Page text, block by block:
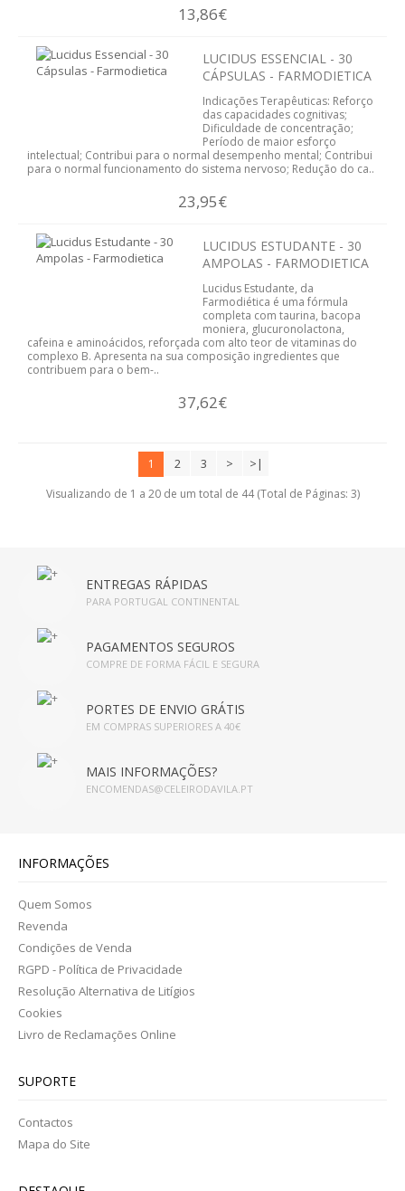
13,86€
LUCIDUS ESSENCIAL - 30
CÁPSULAS - FARMODIETICA
Indicações Terapêuticas: Reforço
das capacidades cognitivas;
Dificuldade de concentração;
Período de maior esforço
intelectual; Contribui para o normal desempenho mental; Contribui
para o normal funcionamento do sistema nervoso; Redução do ca..
23,95€
LUCIDUS ESTUDANTE - 30
AMPOLAS - FARMODIETICA
Lucidus Estudante, da
Farmodiética é uma fórmula
completa com taurina, bacopa
moniera, glucuronolactona,
cafeina e aminoácidos, reforçada com alto teor de vitaminas do
complexo B. Apresenta na sua composição ingredientes que
contribuem para o bem-..
37,62€
1 2 3 > >|
Visualizando de 1 a 20 de um total de 44 (Total de Páginas: 3)
ENTREGAS RÁPIDAS
PARA PORTUGAL CONTINENTAL
PAGAMENTOS SEGUROS
COMPRE DE FORMA FÁCIL E SEGURA
PORTES DE ENVIO GRÁTIS
EM COMPRAS SUPERIORES A 40€
MAIS INFORMAÇÕES?
ENCOMENDAS@CELEIRODAVILA.PT
INFORMAÇÕES
Quem Somos
Revenda
Condições de Venda
RGPD - Política de Privacidade
Resolução Alternativa de Litígios
Cookies
Livro de Reclamações Online
SUPORTE
Contactos
Mapa do Site